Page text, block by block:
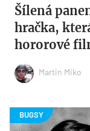
Šílená
hračka,
hororové
Martin Miko